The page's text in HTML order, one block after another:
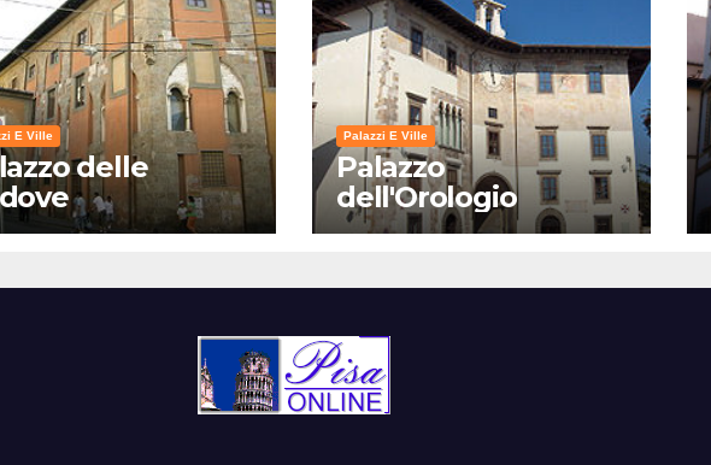
E Ville
delle
Palazzi E Ville
Palazzo
dell'Orologio